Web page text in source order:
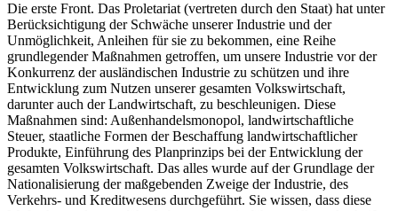
Die erste Front. Das Proletariat (vertreten durch den Staat) hat unter
Berücksichtigung der Schwäche unserer Industrie und der
Unmöglichkeit, Anleihen für sie zu bekommen, eine Reihe
grundlegender Maßnahmen getroffen, um unsere Industrie vor der
Konkurrenz der ausländischen Industrie zu schützen und ihre
Entwicklung zum Nutzen unserer gesamten Volkswirtschaft,
darunter auch der Landwirtschaft, zu beschleunigen. Diese
Maßnahmen sind: Außenhandelsmonopol, landwirtschaftliche
Steuer, staatliche Formen der Beschaffung landwirtschaftlicher
Produkte, Einführung des Planprinzips bei der Entwicklung der
gesamten Volkswirtschaft. Das alles wurde auf der Grundlage der
Nationalisierung der maßgebenden Zweige der Industrie, des
Verkehrs- und Kreditwesens durchgeführt. Sie wissen, dass diese